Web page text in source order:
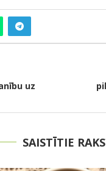
uz
SAISTĪTIE